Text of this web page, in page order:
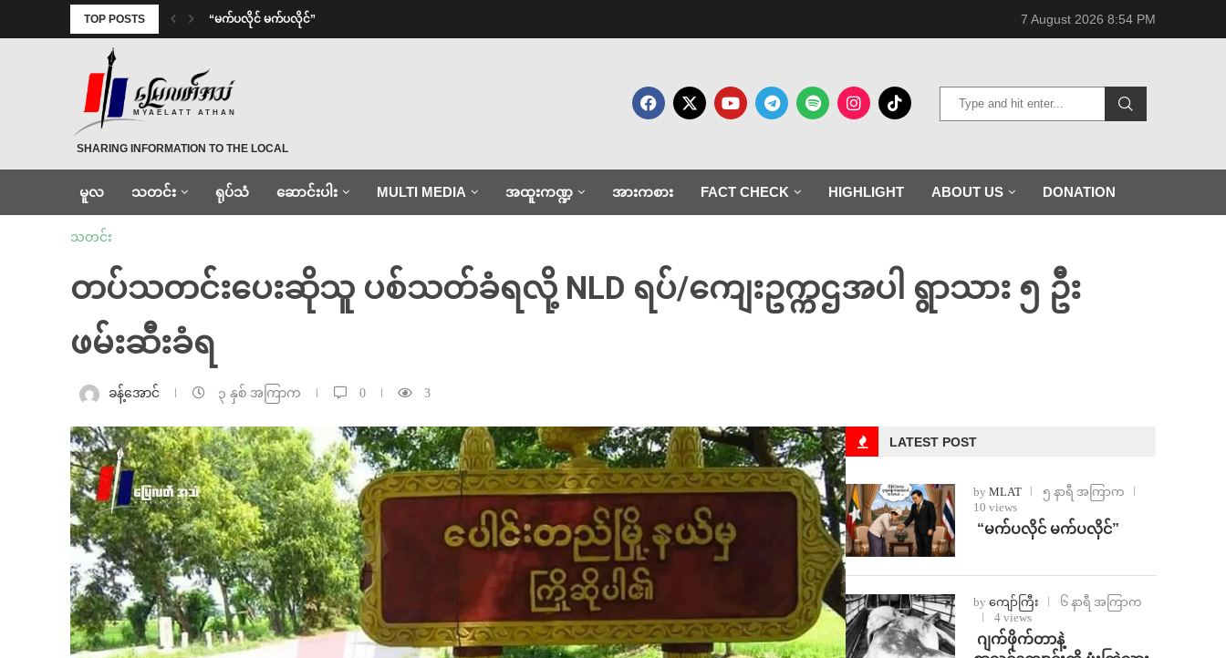
TOP POSTS ⁨ ⁨“မက်ပလိုင် မက်ပလိုင်” 7 August 2026 8:54 PM
MYAELATT ATHAN
SHARING INFORMATION TO THE LOCAL
မူလ သတင်း ရုပ်သံ ဆောင်းပါး MULTI MEDIA အထူးကဏ္ဍ အားကစား FACT CHECK HIGHLIGHT ABOUT US DONATION
သတင်း
တပ်သတင်းပေးဆိုသူ ပစ်သတ်ခံရလို့ NLD ရပ်/ကျေးဥက္ကဌအပါ ရွာသား ၅ ဦး
ဖမ်းဆီးခံရ
ခန့်အောင် ၃ နှစ် အကြာက 0 3
LATEST POST
by MLAT
၅ နာရီ အကြာက
10 views
⁨ ⁨“မက်ပလိုင် မက်ပလိုင်”
by ကျော်ကြီး
၆ နာရီ အကြာက
4 views
⁨⁩ ⁨ဂျက်ဖိုက်တာနဲ့